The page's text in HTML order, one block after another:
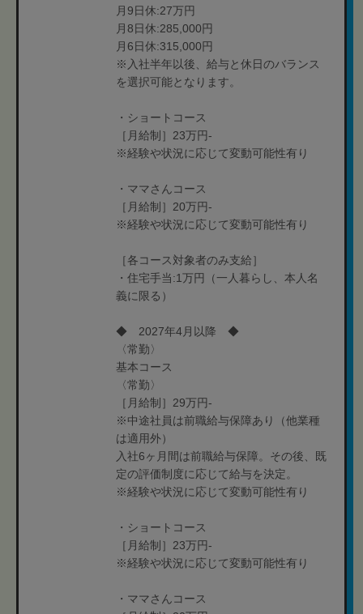
月9日休:27万円
月8日休:285,000円
月6日休:315,000円
※入社半年以後、給与と休日のバランス
を選択可能となります。
・ショートコース
［月給制］23万円-
※経験や状況に応じて変動可能性有り
・ママさんコース
［月給制］20万円-
※経験や状況に応じて変動可能性有り
［各コース対象者のみ支給］
・住宅手当:1万円（一人暮らし、本人名
義に限る）
◆ 2027年4月以降 ◆
〈常勤〉
基本コース
〈常勤〉
［月給制］29万円-
※中途社員は前職給与保障あり（他業種
は適用外）
入社6ヶ月間は前職給与保障。その後、既
定の評価制度に応じて給与を決定。
※経験や状況に応じて変動可能性有り
・ショートコース
［月給制］23万円-
※経験や状況に応じて変動可能性有り
・ママさんコース